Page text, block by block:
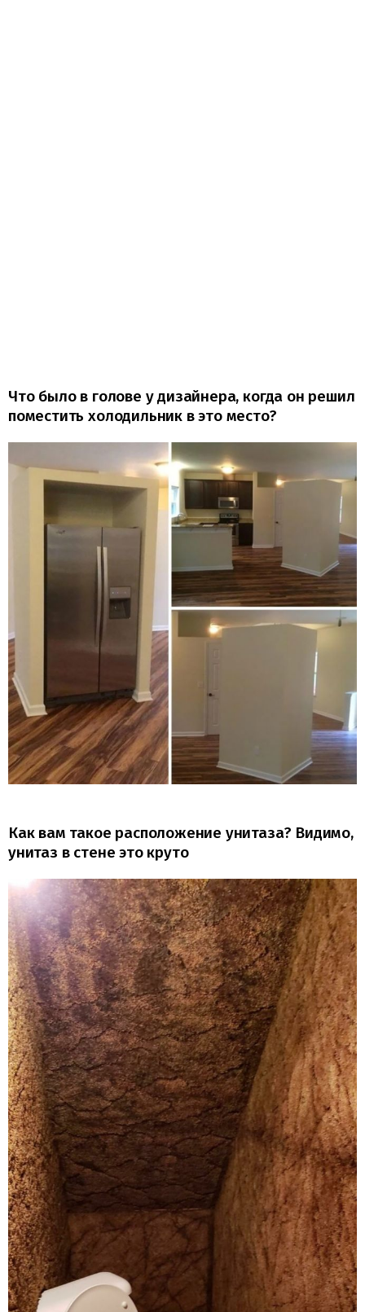
Что было в голове у дизайнера, когда он решил
поместить холодильник в это место?
Как вам такое расположение унитаза? Видимо,
унитаз в стене это круто